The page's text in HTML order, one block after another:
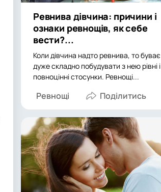
Ревнива дівчина: причини і
ознаки ревнощів, як себе
вести?...
Коли дівчина надто ревнива, то буває
дуже складно побудувати з нею рівні і
повноцінні стосунки. Ревнощі...
Ревнощі